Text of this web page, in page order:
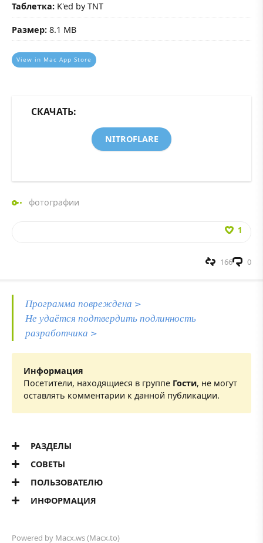
Таблетка: K'ed by TNT
Размер: 8.1 MB
View in Mac App Store
СКАЧАТЬ:
NITROFLARE
фотографии
1
0
166
Программа повреждена >
Не удаётся подтвердить подлинность
разработчика >
Информация
Посетители, находящиеся в группе Гости, не могут
оставлять комментарии к данной публикации.
РАЗДЕЛЫ
СОВЕТЫ
ПОЛЬЗОВАТЕЛЮ
ИНФОРМАЦИЯ
Powered by Macx.ws(Macx.to)